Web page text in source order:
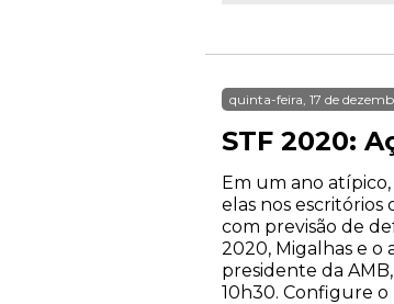
quinta-feira, 17 de
STF 2020:
Em um ano atípico,
elas nos
com previsão de
2020, Migalhas e o
presidente da
10h30. Configure